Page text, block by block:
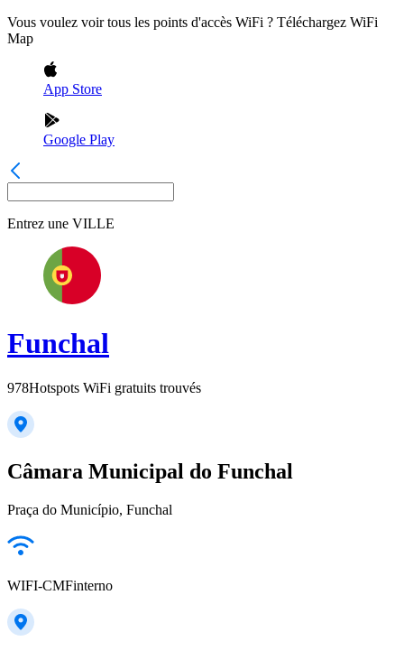
Vous voulez voir tous les points d'accès WiFi ? Téléchargez WiFi
Map
App Store
Google Play
Entrez une VILLE
Funchal
978Hotspots WiFi gratuits trouvés
Câmara Municipal do Funchal
Praça do Município, Funchal
WIFI-CMFinterno